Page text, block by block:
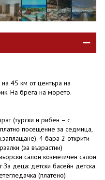
45 км от центъра на
На брега на морето.
(турски и рибен – с
посещение за седмица,
4 бара 2 открити
(за възрастни)
салон козметичен салон
деца: детски басейн детска
(платено)